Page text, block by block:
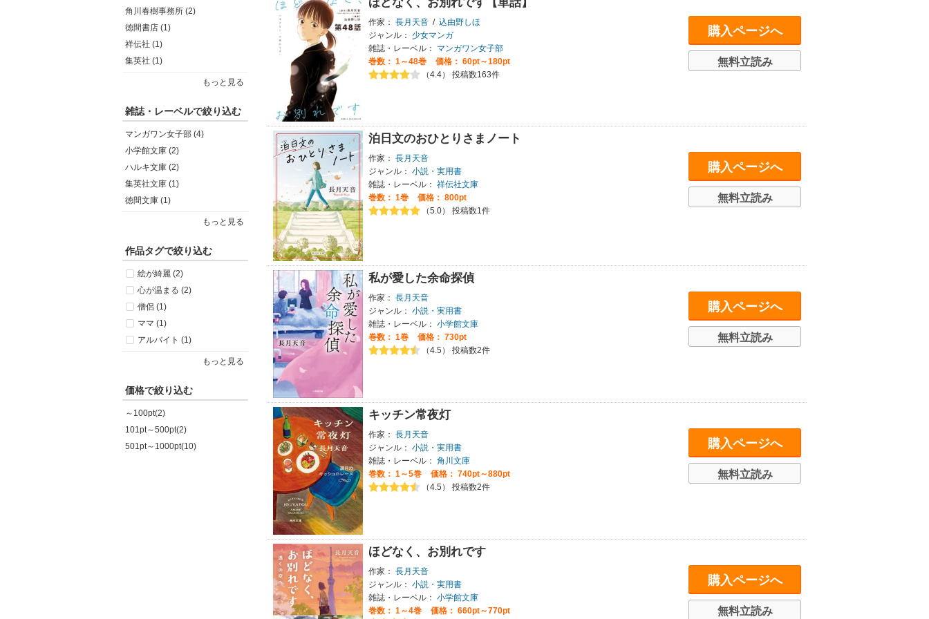
角川春樹事務所 (2)
徳間書店 (1)
祥伝社 (1)
集英社 (1)
もっと見る
雑誌・レーベルで絞り込む
マンガワン女子部 (4)
小学館文庫 (2)
ハルキ文庫 (2)
集英社文庫 (1)
徳間文庫 (1)
もっと見る
作品タグで絞り込む
絵が綺麗 (2)
心が温まる (2)
僧侶 (1)
ママ (1)
アルバイト (1)
もっと見る
価格で絞り込む
～100pt(2)
101pt～500pt(2)
501pt～1000pt(10)
作家： 長月天音 / 込由野しほ
ジャンル：
少女マンガ
雑誌・レーベル：
マンガワン女子部
巻数： 1～48巻
価格： 60pt～180pt
（4.4） 投稿数163件
購入ページへ
無料立読み
泊日文のおひとりさまノート
作家： 長月天音
ジャンル： 小説・実用書
雑誌・レーベル： 祥伝社文庫
巻数： 1巻
価格： 800pt
（5.0） 投稿数1件
購入ページへ
無料立読み
私が愛した余命探偵
作家： 長月天音
ジャンル： 小説・実用書
雑誌・レーベル： 小学館文庫
巻数： 1巻
価格： 730pt
（4.5） 投稿数2件
購入ページへ
無料立読み
キッチン常夜灯
作家： 長月天音
ジャンル： 小説・実用書
雑誌・レーベル： 角川文庫
巻数： 1～5巻
価格： 740pt～880pt
（4.5） 投稿数2件
購入ページへ
無料立読み
ほどなく、お別れです
作家： 長月天音
ジャンル： 小説・実用書
雑誌・レーベル： 小学館文庫
巻数： 1～4巻
価格： 660pt～770pt
購入ページへ
無料立読み